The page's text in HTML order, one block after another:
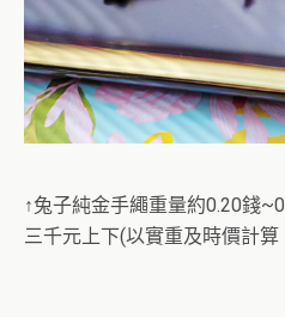
↑兔子純金手繩重量約0.20錢
三千元上下(以實重及時價計算